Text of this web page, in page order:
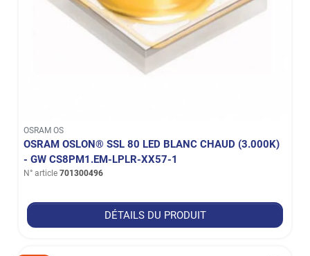
OSRAM OS
OSRAM OSLON® SSL 80 LED BLANC CHAUD (3.000K)
- GW CS8PM1.EM-LPLR-XX57-1
N° article 701300496
DÉTAILS DU PRODUIT